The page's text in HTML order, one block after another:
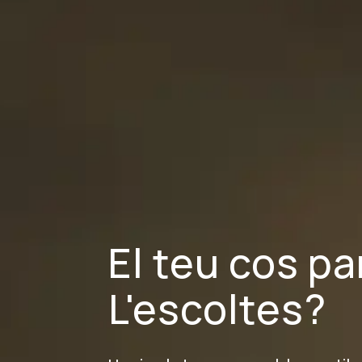
El teu cos
L'escoltes?